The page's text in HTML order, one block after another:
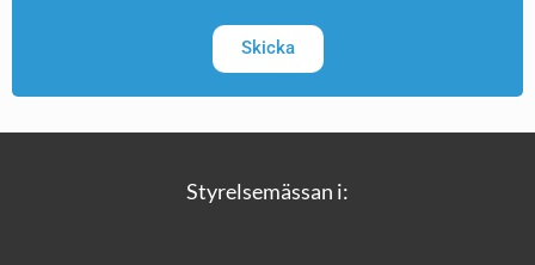
Skicka
Styrelsemässan i: